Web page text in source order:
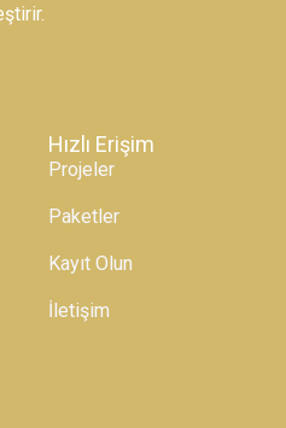
Hızlı Erişim
Projeler
Paketler
Kayıt Olun
İletişim